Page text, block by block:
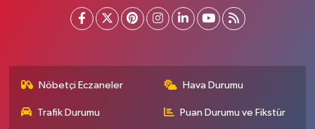
Nöbetçi Eczaneler Hava Durumu
Trafik Durumu Puan Durumu ve Fikstür